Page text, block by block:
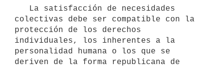
colectivas debe ser compatible con la
protección de los derechos
individuales, los inherentes a la
personalidad humana o los que se
deriven de la forma republicana de